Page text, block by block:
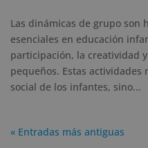
Las dinámicas de grupo son
esenciales en educación
participación, la creatividad
pequeños. Estas
social de los infantes, sino...
« Entradas más antiguas